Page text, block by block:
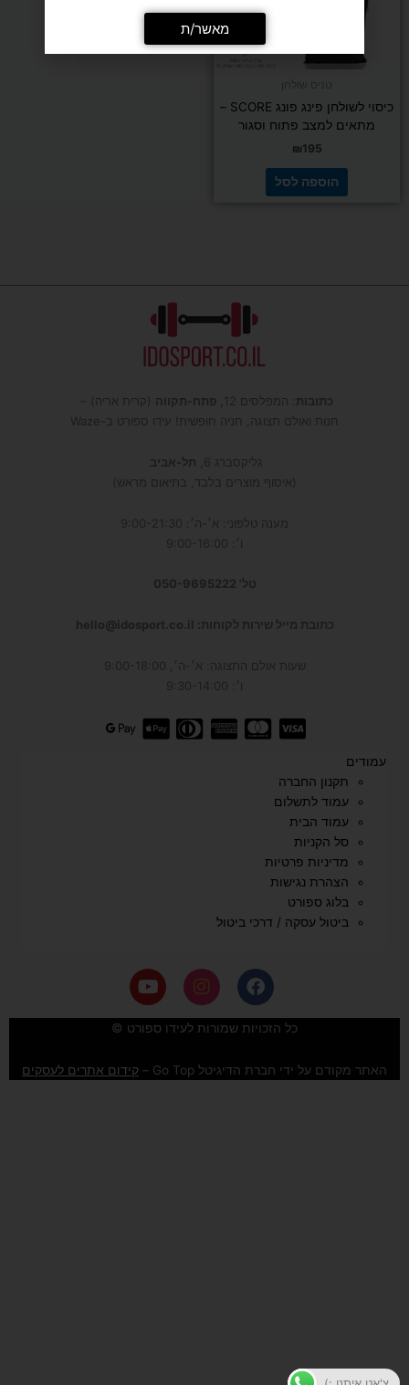
כיסוי לשולחן פינג פונג SCORE –
מתאים למצב פתוח וסגור
₪195
הוספה לסל
כתובות : המפלסים 12, פתח-תקווה (קרית אריה) –
חנות ואולם תצוגה, חניה חופשית! עידו ספורט ב-Waze
גליקסברג 6,
תל-אביב
(איסוף מוצרים בלבד, בתיאום מראש)
מענה טלפוני: א׳-ה׳: 9:00-21:30
ו׳: 9:00-16:00
טל' 050-9695222
כתובת מייל שירות לקוחות: hello@idosport.co.il
שעות אולם התצוגה: א׳-ה׳, 9:00-18:00
ו׳: 9:30-14:00
עמודים
תקנון החברה
עמוד לתשלום
עמוד הבית
סל הקניות
מדיניות פרטיות
הצהרת נגישות
בלוג ספורט
ביטול עסקה / דרכי ביטול
F
a
c
e
o
o
I
n
s
t
g
r
Y
o
u
t
b
e
כל הזכויות שמורות לעידו ספורט ©
האתר מקודם על ידי חברת הדיגיטל Go Top – קידום אתרים לעסקים
מאשר/ת